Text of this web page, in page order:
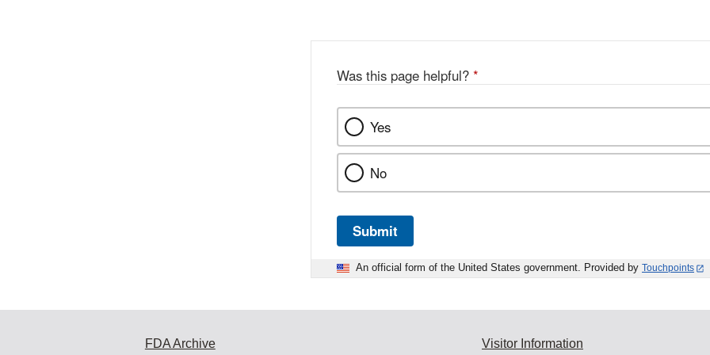
Was this page helpful? *
Yes
No
Submit
An official form of the United States government. Provided by Touchpoints
FDA Archive Visitor Information